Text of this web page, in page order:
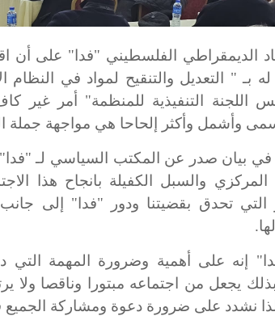
الديمقراطي الفلسطيني "فدا" على
له بـ " التعديل والتنقيح لمواد في
اللجنة التنفيذية للمنظمة" أمر غير
وأشمل وأكثر إلحاحا هي مواجهة جملة
بيان صدر عن المكتب السياسي لـ "فدا"
المركزي والسبل الكفيلة بانجاح هذا
التي تحدق بقضيتنا ودور "فدا" إلى
إنه على أهمية وضرورة المهمة التي
بذلك يجعل من اجتماعه مبتورا وناقصا
لذا نشدد على ضرورة دعوة ومشاركة